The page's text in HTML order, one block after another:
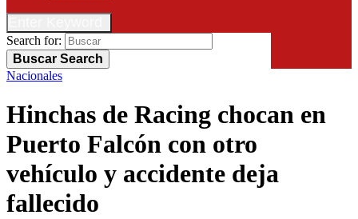
Search for:
Buscar Search
Nacionales
Hinchas de Racing chocan en
Puerto Falcón con otro
vehículo y accidente deja
fallecido